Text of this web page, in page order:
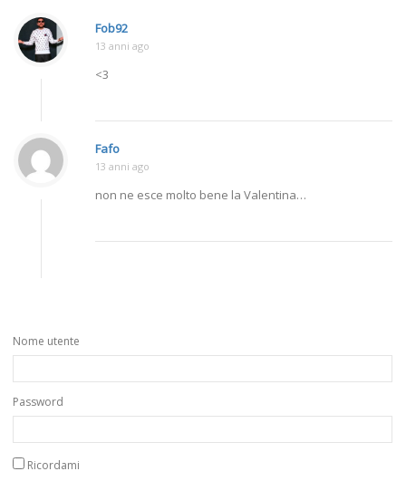
Fob92
13 anni ago
<3
Fafo
13 anni ago
non ne esce molto bene la Valentina…
Nome utente
Password
Ricordami